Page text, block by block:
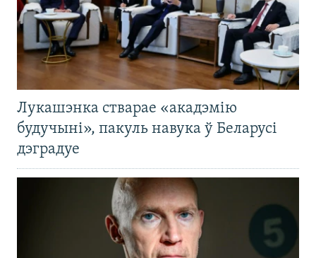
Лукашэнка стварае «акадэмію
будучыні», пакуль навука ў Беларусі
дэградуе